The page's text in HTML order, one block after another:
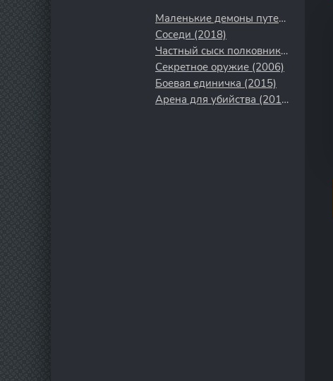
Маленькие демоны путешествуют на Запад (2025)
Соседи (2018)
Частный сыск полковника в отставке (2009)
Секретное оружие (2006)
Боевая единичка (2015)
Арена для убийства (2018)